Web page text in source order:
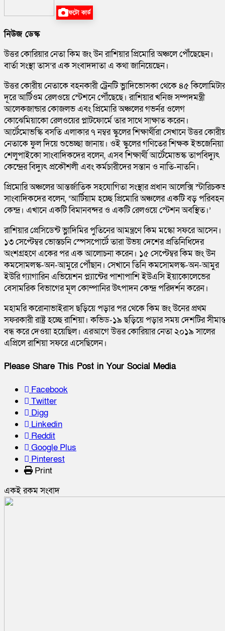
ফটো কার্ড
নিউজ ডেস্ক
উত্তর কোরিয়ার নেতা কিম জং উন রাশিয়ার প্রিমোরি অঞ্চলে পৌঁছেছেন।
বার্তা সংস্থা তাস’র এক সংবাদদাতা এ কথা জানিয়েছেন।
উত্তর কোরীয় নেতাকে বহনকারী ট্রেনটি ভ্লাদিভোসকা থেকে ৪৫
দূরে আর্টিওম রেলওয়ে স্টেশনে পৌঁছেছে। রাশিয়ার খনিজ সম্পদমন্ত্রী
আলেকজান্ডার কোজলভ এবং প্রিমোরি অঞ্চলের গভর্নর ওলেগ
কোঝেমিয়াকো রেলওয়ের প্লাটফোর্মে তার সাথে সাক্ষাত করেন।
আর্টেমোভস্কি বসতি এলাকার ৭ নম্বর স্কুলের শিক্ষার্থীরা সেখানে উত্তর
নেতাকে ফুল দিয়ে শুভেচ্ছা জানায়। ওই স্কুলের গণিতের শিক্ষক ইভজেনিয়া
শেলুপাইকো সাংবাদিকদের বলেন, এসব শিক্ষার্থী আর্টেমোভস্ক তাপবিদ্যুৎ
কেন্দ্রের বিদ্যুৎ প্রকৌশলী এবং কর্মচারীদের সন্তান ও নাতি-নাতনি।
প্রিমোরি অঞ্চলের আন্তর্জাতিক সহযোগিতা সংস্থার প্রধান আলেক্সি
সাংবাদিকদের বলেন, ‘আর্টিয়াম হচ্ছে প্রিমোরি অঞ্চলের একটি বড় পরিবহন
কেন্দ্র। এখানে একটি বিমানবন্দর ও একটি রেলওয়ে স্টেশন অবস্থিত।’
রাশিয়ার প্রেসিডেন্ট ভ্লাদিমির পুতিনের আমন্ত্রণে কিম মস্কো সফরে আসেন।
১৩ সেপ্টেম্বর ভোস্তচনি স্পেসপোর্টে তারা উভয় দেশের প্রতিনিধিদের
অংশগ্রহণে একের পর এক আলোচনা করেন। ১৫ সেপ্টেম্বর কিম জং উন
কমসোমলস্ক-অন-আমুরে পৌঁছান। সেখানে তিনি কমসোমলস্ক-অন-আমুর
ইউরি গ্যাগারিন এভিয়েশন প্ল্যান্টের পাশাপাশি ইউএসি ইয়াকোলেভের
বেসামরিক বিভাগের মূল কোম্পানির উৎপাদন কেন্দ্র পরিদর্শন করেন।
মহামরি করোনাভাইরাস ছড়িয়ে পড়ার পর থেকে কিম জং উনের প্রথম
সফরকারী রাষ্ট্র হচ্ছে রাশিয়া। কভিড-১৯ ছড়িয়ে পড়ার সময় দেশটির
বন্ধ করে দেওয়া হয়েছিল। এরআগে উত্তর কোরিয়ার নেতা ২০১৯ সালের
এপ্রিলে রাশিয়া সফরে এসেছিলেন।
Please Share This Post in Your Social Media
Facebook
Twitter
Digg
Linkedin
Reddit
Google Plus
Pinterest
Print
একই রকম সংবাদ